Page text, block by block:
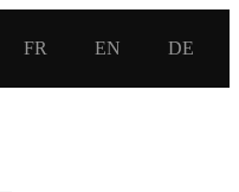
FR EN DE